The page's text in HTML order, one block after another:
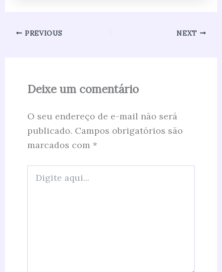
PREVIOUS NEXT
Deixe um comentário
O seu endereço de e-mail não será
publicado. Campos obrigatórios são
marcados com *
aqui...